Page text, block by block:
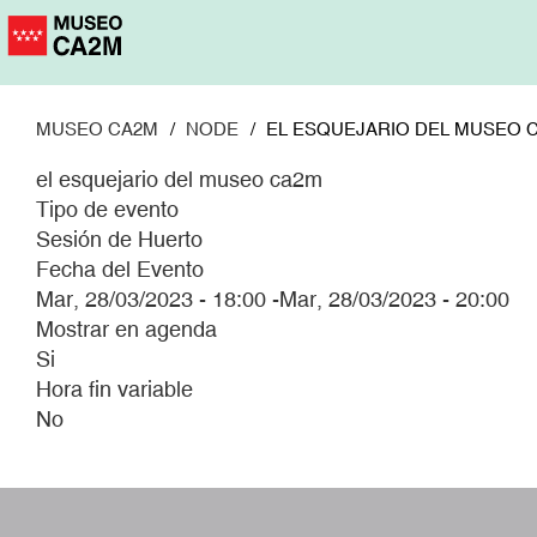
Pasar
MUSEO CA2M NODE EL ESQUEJARIO DEL MUSEO
el esquejario del museo ca2m
Tipo de evento
Sesión de Huerto
Fecha del Evento
Mar, 28/03/2023 - 18:00 -Mar, 28/03/2023 - 20:00
Mostrar en agenda
Si
Hora fin variable
No